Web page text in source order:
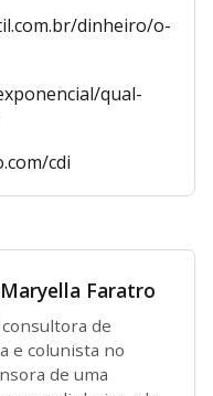
dinheiro/o-
qual-
cdi
Maryella Faratro
de
e colunista no
de uma